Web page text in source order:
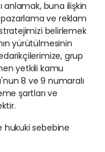
anlamak, buna ilişkin
ve reklam
stratejimizi belirlemek
yürütülmesinin
grup
yetkili kamu
8 ve 9 numaralı
şartları ve
hukuki sebebine